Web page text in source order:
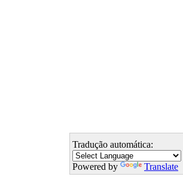
Tradução automática:
Powered by Translate